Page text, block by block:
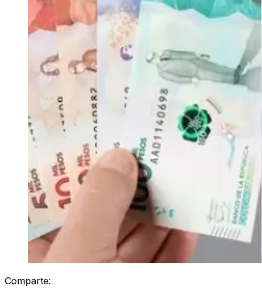
Comparte: